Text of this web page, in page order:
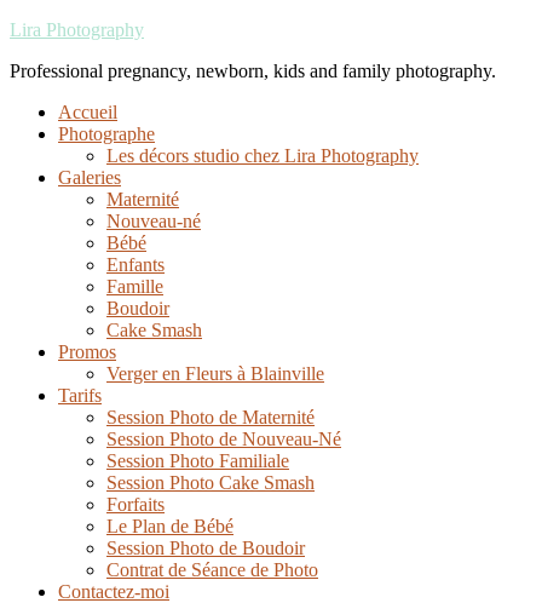
Lira Photography
Professional pregnancy, newborn, kids and family photography.
Accueil
Photographe
Les décors studio chez Lira Photography
Galeries
Maternité
Nouveau-né
Bébé
Enfants
Famille
Boudoir
Cake Smash
Promos
Verger en Fleurs à Blainville
Tarifs
Session Photo de Maternité
Session Photo de Nouveau-Né
Session Photo Familiale
Session Photo Cake Smash
Forfaits
Le Plan de Bébé
Session Photo de Boudoir
Contrat de Séance de Photo
Contactez-moi